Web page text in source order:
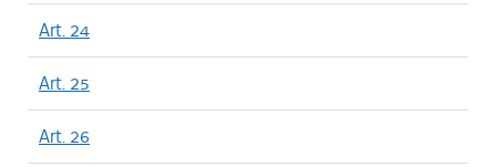
Art. 24
Art. 25
Art. 26